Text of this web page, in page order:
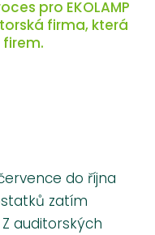
pro EKOLAMP
firma, která
firem.
do října
zatím
Z auditorských